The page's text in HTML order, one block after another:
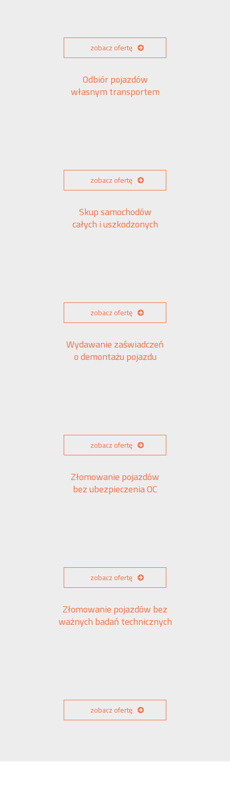
zobacz ofertę
Odbiór pojazdów
własnym transportem
zobacz ofertę
Skup samochodów
całych i uszkodzonych
zobacz ofertę
Wydawanie zaświadczeń
o demontażu pojazdu
zobacz ofertę
Złomowanie pojazdów
bez ubezpieczenia OC
zobacz ofertę
Złomowanie pojazdów bez
ważnych badań technicznych
zobacz ofertę